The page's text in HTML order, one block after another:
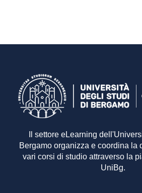
Il settore eLearning
Bergamo organizza e coordina la
vari corsi di studio attraverso la
UniBg.